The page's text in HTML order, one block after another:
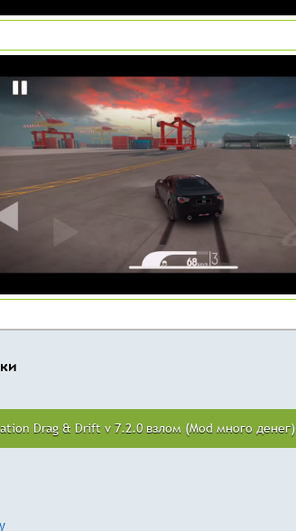
Drag & Drift v 7.2.0 взлом (Mod много денег)